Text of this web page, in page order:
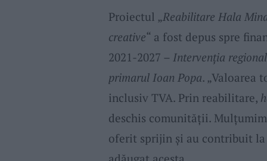
Proiectul „Reabilitare Hala
creative“ a fost depus spre
2021-2027 – Intervenția
primarul Ioan Popa. „Valoarea
inclusiv TVA. Prin reabilitare,
deschis comunității.
oferit sprijin și au contribuit la
adăugat acesta.